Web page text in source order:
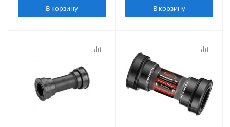
В корзину В корзину